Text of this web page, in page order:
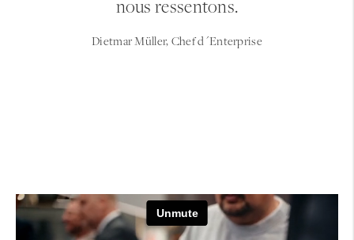
nous ressentons.
Dietmar Müller, Chef d´Enterprise